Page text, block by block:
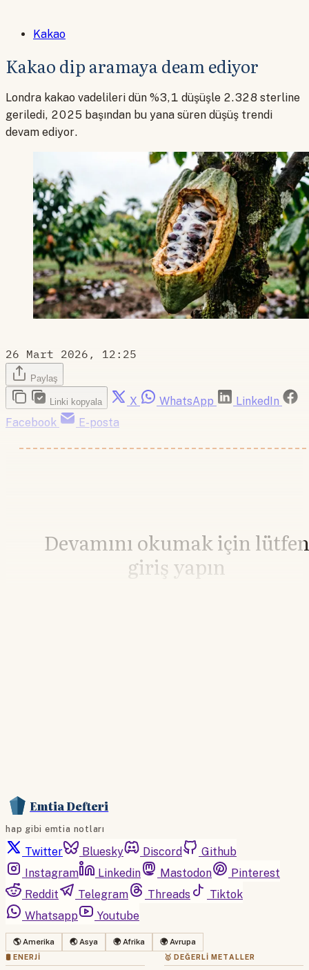
Kakao
Kakao dip aramaya deam ediyor
Londra kakao vadelileri dün %3,1 düşüşle 2.328 sterline
geriledi, 2025 başından bu yana süren düşüş trendi
devam ediyor.
26 Mart 2026, 12:25
Paylaş
Linki kopyala X WhatsApp
LinkedIn
Facebook
E-posta
Devamını okumak için lütfen
giriş yapın
Emtia Defteri
hap gibi emtia notları
Twitter Bluesky Discord
Github
Instagram
Linkedin Mastodon
Pinterest
Reddit
Telegram Threads
Tiktok
Whatsapp
Youtube
🌎 Amerika 🌏 Asya 🌍 Afrika 🌍 Avrupa
🛢 ENERJI 🥇 DEĞERLI METALLER